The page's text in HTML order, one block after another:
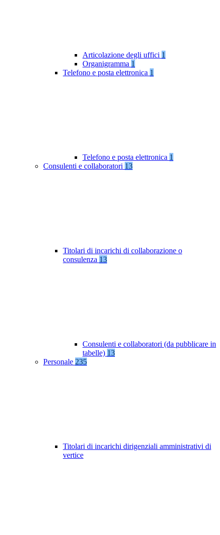
Articolazione degli uffici 1
Organigramma 1
Telefono e posta elettronica 1
Telefono e posta elettronica 1
Consulenti e collaboratori 13
Titolari di incarichi di collaborazione o
consulenza 13
Consulenti e collaboratori (da pubblicare in
tabelle) 13
Personale 235
Titolari di incarichi dirigenziali amministrativi di
vertice